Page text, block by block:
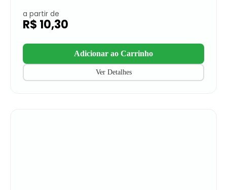
a partir de
R$ 10,30
Adicionar ao Carrinho
Ver Detalhes